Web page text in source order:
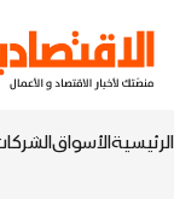
الرئيسيةالأسواق